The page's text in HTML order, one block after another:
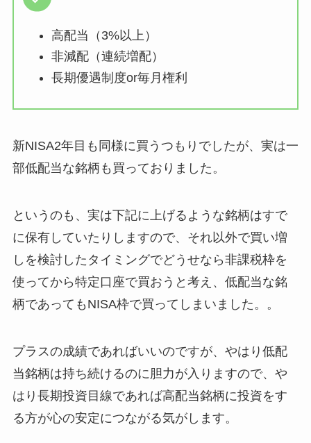
高配当（3%以上）
非減配（連続増配）
長期優遇制度or毎月権利
新NISA2年目も同様に買うつもりでしたが、実は一
部低配当な銘柄も買っておりました。
というのも、実は下記に上げるような銘柄はすで
に保有していたりしますので、それ以外で買い増
しを検討したタイミングでどうせなら非課税枠を
使ってから特定口座で買おうと考え、低配当な銘
柄であってもNISA枠で買ってしまいました。。
プラスの成績であればいいのですが、やはり低配
当銘柄は持ち続けるのに胆力が入りますので、や
はり長期投資目線であれば高配当銘柄に投資をす
る方が心の安定につながる気がします。